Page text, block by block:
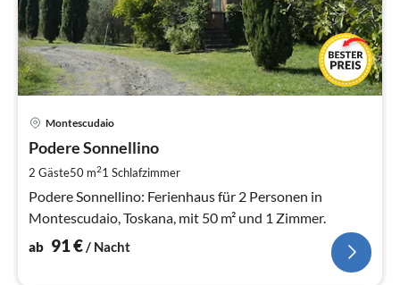
Montescudaio
Podere Sonnellino
2 Gäste50 m21 Schlafzimmer
Podere Sonnellino: Ferienhaus für 2 Personen in
Montescudaio, Toskana, mit 50 m² und 1 Zimmer.
ab 91€/ Nacht